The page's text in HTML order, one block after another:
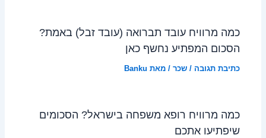
כמה מרוויח עובד תברואה (עובד זבל) באמת?
הסכום המפתיע נחשף כאן
כתיבת תגובה /שכר / מאת Banku
כמה מרוויח רופא משפחה בישראל? הסכומים
שיפתיעו אתכם